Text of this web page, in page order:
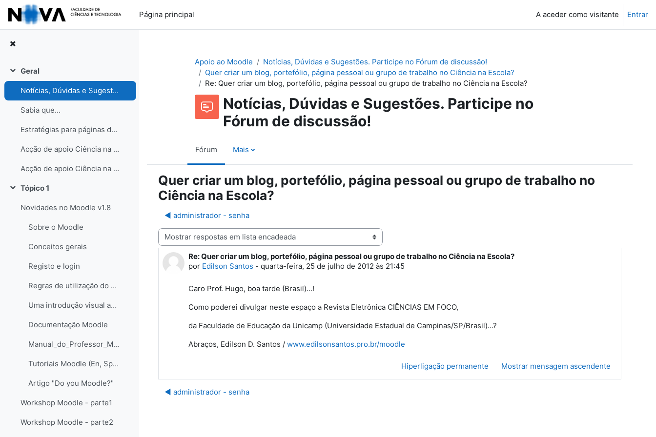
Ir para o conteúdo principal
Página principal
A aceder como visitante Entrar
Contrair
Geral
Notícias, Dúvidas e Sugestões. Participe no Fórum de discussão!
Sabia que...
Estratégias para páginas de turma
Acção de apoio Ciência na Escola
Acção de apoio Ciência na Escola
Contrair
Tópico 1
Novidades no Moodle v1.8
Sobre o Moodle
Conceitos gerais
Registo e login
Regras de utilização do Moodle Ciência na Escola
Uma introdução visual ao Moodle@FCTUNL - para professores e criadores de páginas - Versão Flash Paper
Documentação Moodle
Manual_do_Professor_Moodle_LABORIS
Tutoriais Moodle (En, Sp, Pt)
Artigo "Do you Moodle?"
Workshop Moodle - parte1
Workshop Moodle - parte2
Apoio ao Moodle
Notícias, Dúvidas e Sugestões. Participe no Fórum de discussão!
Quer criar um blog, portefólio, página pessoal ou grupo de trabalho no Ciência na Escola?
Re: Quer criar um blog, portefólio, página pessoal ou grupo de trabalho no Ciência na Escola?
Notícias, Dúvidas e Sugestões. Participe no
Fórum de discussão!
Fórum Mais
Quer criar um blog, portefólio, página pessoal ou grupo de trabalho no
Ciência na Escola?
◀︎ administrador - senha
Modo de visualização
Re: Quer criar um blog, portefólio, página pessoal ou grupo de trabalho no Ciência na Escola?
por Edilson Santos - quarta-feira, 25 de julho de 2012 às 21:45
Número de respostas: 0
Caro Prof. Hugo, boa tarde (Brasil)...!
Como poderei divulgar neste espaço a Revista Eletrônica CIÊNCIAS EM FOCO,
da Faculdade de Educação da Unicamp (Universidade Estadual de Campinas/SP/Brasil)...?
Abraços, Edilson D. Santos / www.edilsonsantos.pro.br/moodle
Hiperligação permanente Mostrar mensagem ascendente
◀︎ administrador - senha